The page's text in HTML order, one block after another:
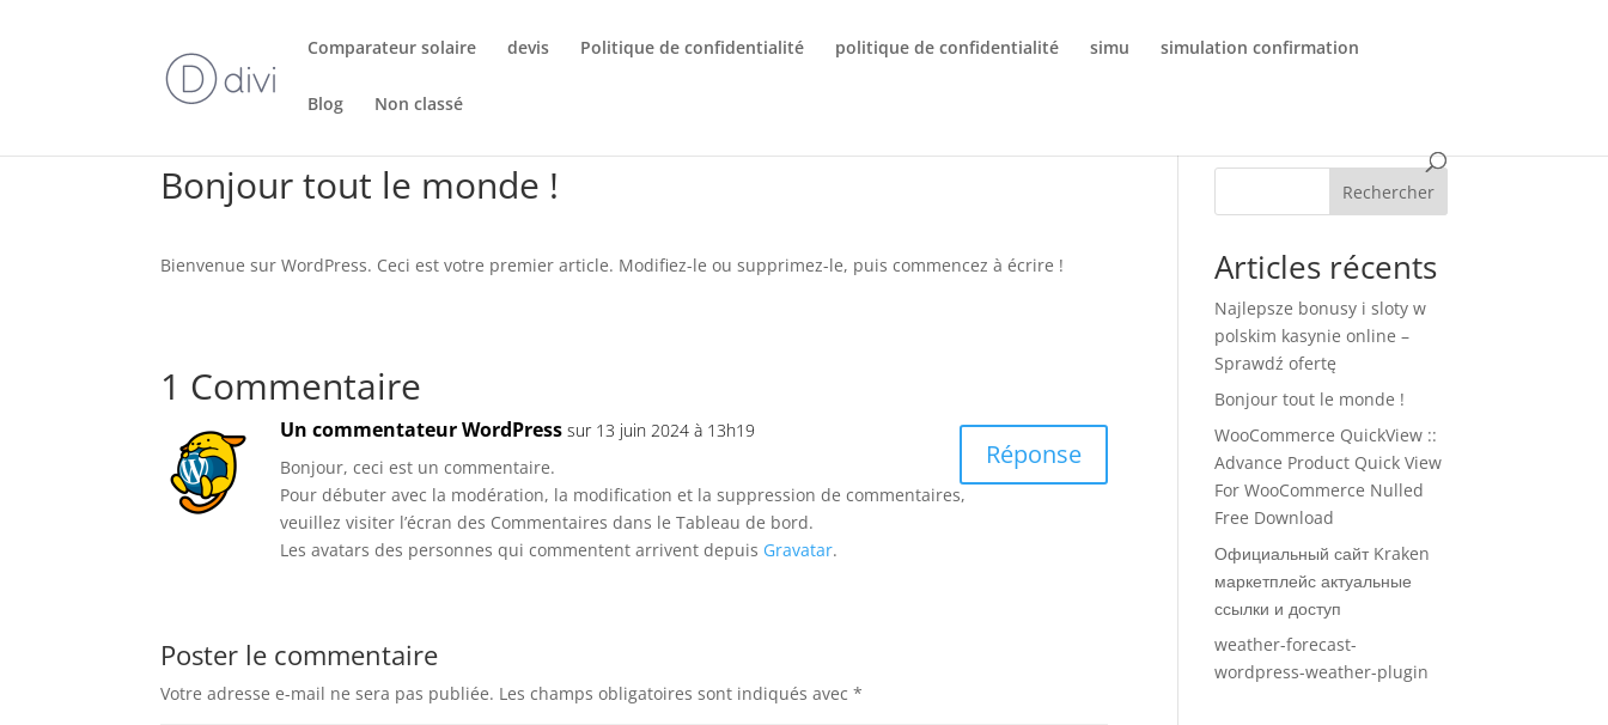
Comparateur solaire devis Politique de confidentialité politique de confidentialité simu simulation confirmation
Blog Non classé
Bonjour tout le monde !
Bienvenue sur WordPress. Ceci est votre premier article. Modifiez-le ou supprimez-le, puis commencez à écrire !
1 Commentaire
Un commentateur WordPress sur 13 juin 2024 à 13h19
Bonjour, ceci est un commentaire.
Pour débuter avec la modération, la modification et la suppression de commentaires,
veuillez visiter l’écran des Commentaires dans le Tableau de bord.
Les avatars des personnes qui commentent arrivent depuis Gravatar.
Réponse
Poster le commentaire
Votre adresse e-mail ne sera pas publiée. Les champs obligatoires sont indiqués avec*
Rechercher
Articles récents
Najlepsze bonusy i sloty w
polskim kasynie online –
Sprawdź ofertę
Bonjour tout le monde !
WooCommerce QuickView ::
Advance Product Quick View
For WooCommerce Nulled
Free Download
Официальный сайт Kraken
маркетплейс актуальные
ссылки и доступ
weather-forecast-
wordpress-weather-plugin